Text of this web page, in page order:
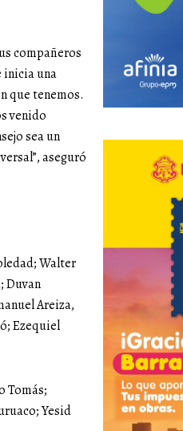
compañeros
inicia una
que tenemos.
venido
sea un
aseguró
Walter
Duvan
Areiza,
Ezequiel
Tomás;
Yesid